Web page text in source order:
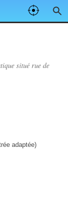
situé rue de
adaptée)